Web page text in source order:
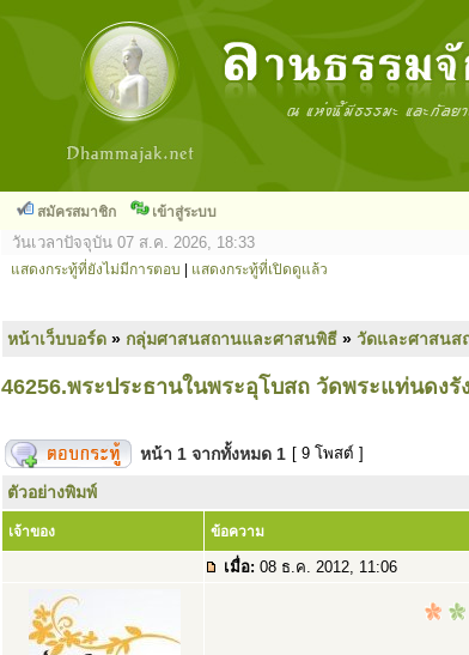
สมัครสมาชิก เข้าสู่ระบบ
วันเวลาปัจจุบัน 07 ส.ค. 2026, 18:33
แสดงกระทู้ที่ยังไม่มีการตอบ แสดงกระทู้ที่เปิดดูแล้ว
หน้าเว็บบอร์ด » กลุ่มศาสนสถานและศาสนพิธี » วัดและศาสนส
46256.พระประธานในพระอุโบสถ วัดพระแท่นดง
หน้า 1 จากทั้งหมด 1 [ 9 โพสต์ ]
ตัวอย่างพิมพ์
เจ้าของ ข้อความ
เมื่อ: 08 ธ.ค. 2012, 11:06